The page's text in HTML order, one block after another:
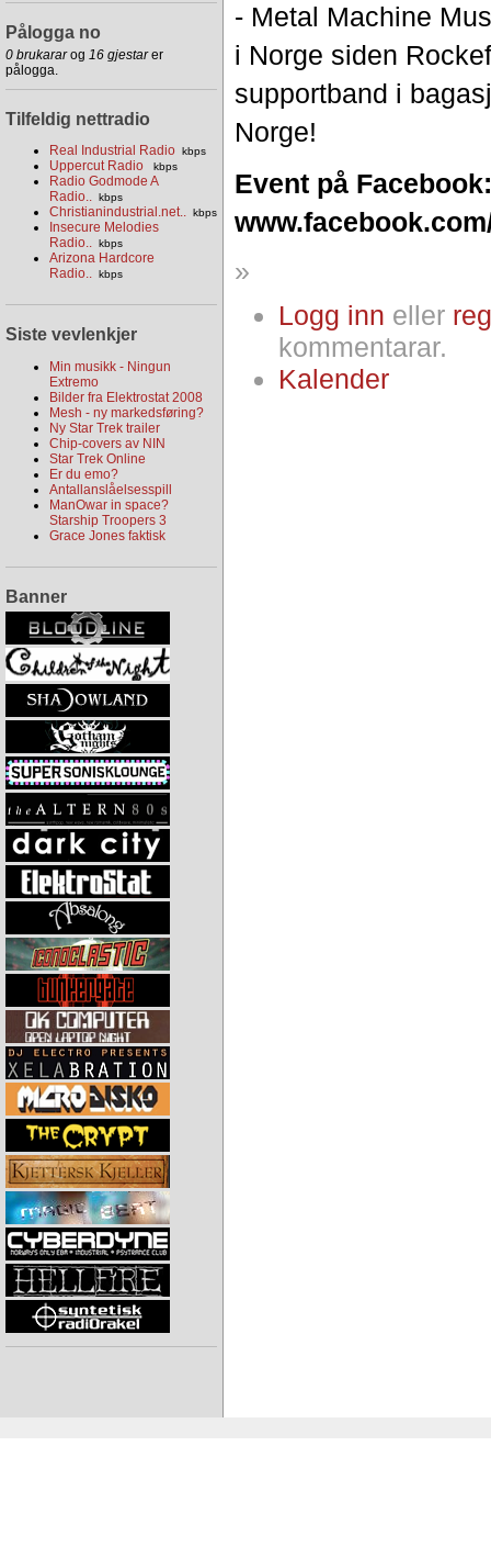
Pålogga no
0 brukararog 16 gjestarer
pålogga.
Tilfeldig nettradio
Real Industrial Radio kbps
Uppercut Radio kbps
Radio Godmode A
Radio.. kbps
Christianindustrial.net.. kbps
Insecure Melodies
Radio.. kbps
Arizona Hardcore
Radio.. kbps
Siste vevlenkjer
Min musikk - Ningun
Extremo
Bilder fra Elektrostat 2008
Mesh - ny markedsføring?
Ny Star Trek trailer
Chip-covers av NIN
Star Trek Online
Er du emo?
Antallanslåelsesspill
ManOwar in space?
Starship Troopers 3
Grace Jones faktisk
Banner
- Metal Machine
i Norge siden
supportband i
Norge!
Event på Facebook:
»
Logg inn eller
kommentarar.
Kalender